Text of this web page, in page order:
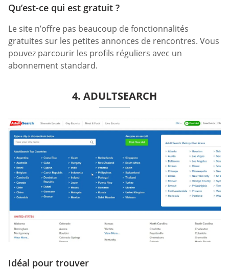
Qu’est-ce qui est gratuit ?
Le site n’offre pas beaucoup de fonctionnalités
gratuites sur les petites annonces de rencontres. Vous
pouvez parcourir les profils réguliers avec un
abonnement standard.
4. ADULTSEARCH
Idéal pour trouver